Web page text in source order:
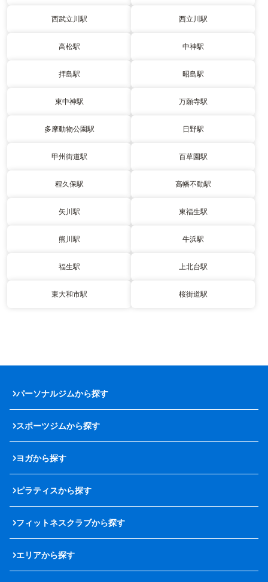
西武立川駅 西立川駅
高松駅 中神駅
拝島駅 昭島駅
東中神駅 万願寺駅
多摩動物公園駅 日野駅
甲州街道駅 百草園駅
程久保駅 高幡不動駅
矢川駅 東福生駅
熊川駅 牛浜駅
福生駅 上北台駅
東大和市駅 桜街道駅
パーソナルジムから探す
スポーツジムから探す
ヨガから探す
ピラティスから探す
フィットネスクラブから探す
エリアから探す